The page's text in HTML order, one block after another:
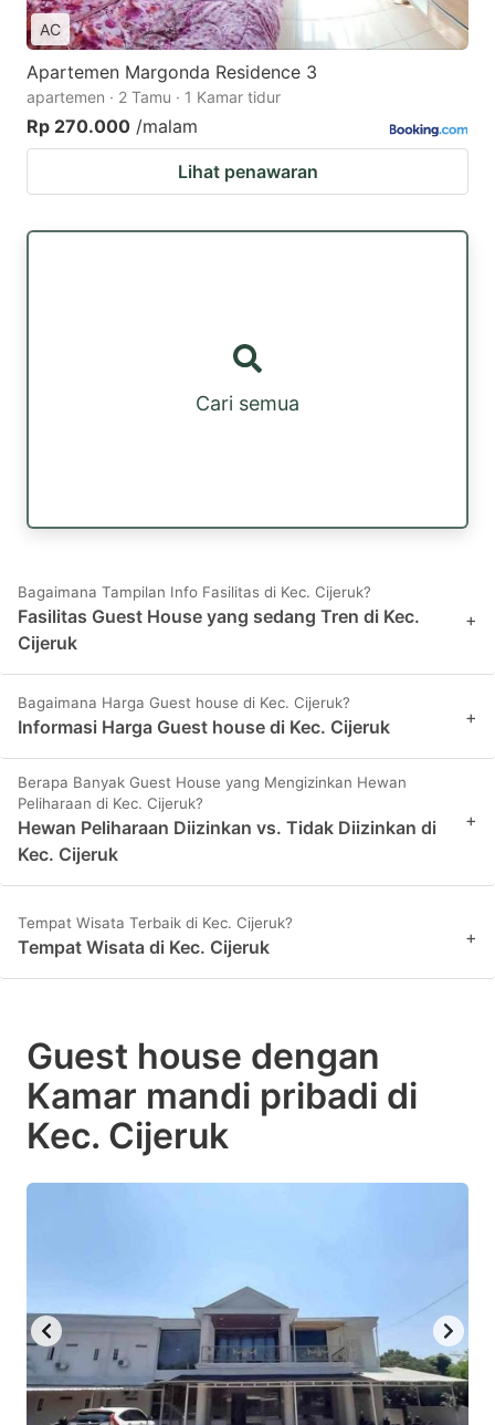
AC
Apartemen Margonda Residence 3
apartemen · 2 Tamu · 1 Kamar tidur
Rp 270.000 /malam
Lihat penawaran
Cari semua
Bagaimana Tampilan Info Fasilitas di Kec. Cijeruk?
Fasilitas Guest House yang sedang Tren di Kec.
Cijeruk
+
Bagaimana Harga Guest house di Kec. Cijeruk?
Informasi Harga Guest house di Kec. Cijeruk +
Berapa Banyak Guest House yang Mengizinkan Hewan
Peliharaan di Kec. Cijeruk?
Hewan Peliharaan Diizinkan vs. Tidak Diizinkan di
Kec. Cijeruk
+
Tempat Wisata Terbaik di Kec. Cijeruk?
Tempat Wisata di Kec. Cijeruk +
Guest house dengan
Kamar mandi pribadi di
Kec. Cijeruk